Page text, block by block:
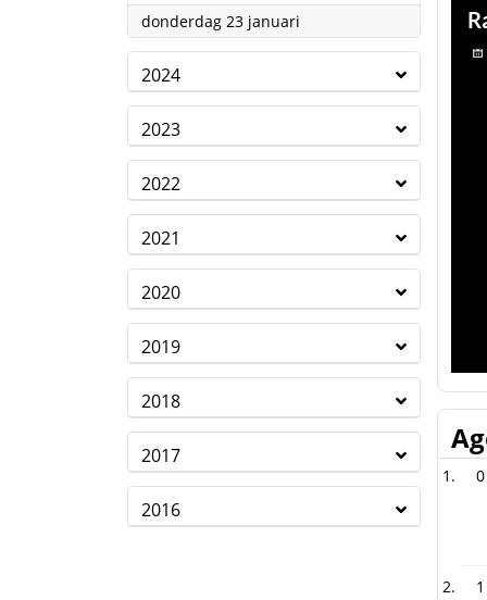
donderdag 23 januari
2024
2023
2022
2021
2020
2019
2018
2017
2016
0
1